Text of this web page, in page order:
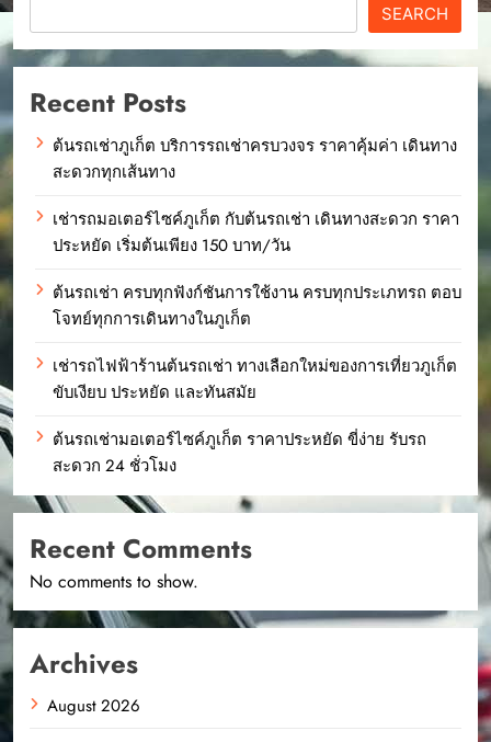
SEARCH
Recent Posts
ต้นรถเช่าภูเก็ต บริการรถเช่าครบวงจร ราคาคุ้มค่า เดินทาง
สะดวกทุกเส้นทาง
เช่ารถมอเตอร์ไซค์ภูเก็ต กับต้นรถเช่า เดินทางสะดวก ราคา
ประหยัด เริ่มต้นเพียง 150 บาท/วัน
ต้นรถเช่า ครบทุกฟังก์ชันการใช้งาน ครบทุกประเภทรถ ตอบ
โจทย์ทุกการเดินทางในภูเก็ต
เช่ารถไฟฟ้าร้านต้นรถเช่า ทางเลือกใหม่ของการเที่ยวภูเก็ต
ขับเงียบ ประหยัด และทันสมัย
ต้นรถเช่ามอเตอร์ไซค์ภูเก็ต ราคาประหยัด ขี่ง่าย รับรถ
สะดวก 24 ชั่วโมง
Recent Comments
No comments to show.
Archives
August 2026